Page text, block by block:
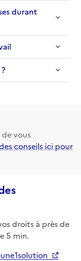
durant
vous
conseils ici pour
droits à près de
5 min.